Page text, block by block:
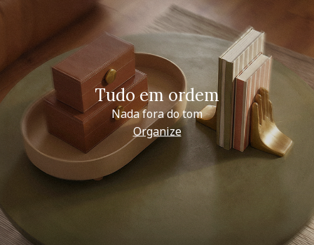
Tudo em ordem
Nada fora do tom
Organize